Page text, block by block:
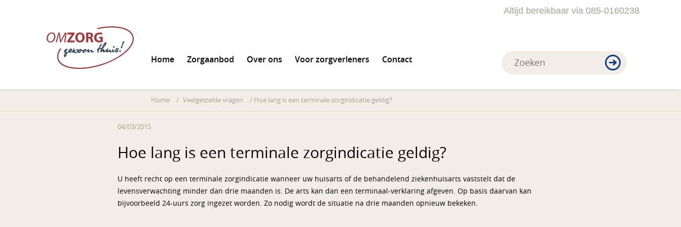
Altijd bereikbaar via 085-0160238
Home Zorgaanbod Over ons Voor zorgverleners Contact
Informatie aanvragen
Home / Veelgestelde vragen / Hoe lang is een terminale zorgindicatie geldig?
04/03/2015
Hoe lang is een terminale zorgindicatie geldig?
U heeft recht op een terminale zorgindicatie wanneer uw huisarts of de behandelend ziekenhuisarts vaststelt dat de
levensverwachting minder dan drie maanden is. De arts kan dan een terminaal-verklaring afgeven. Op basis daarvan kan
bijvoorbeeld 24-uurs zorg ingezet worden. Zo nodig wordt de situatie na drie maanden opnieuw bekeken.